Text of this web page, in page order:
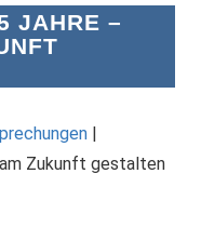
JAHRE –
|
Zukunft gestalten